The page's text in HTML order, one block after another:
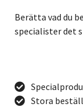
Vinyl Brady
Lägg I
Berätta vad du
specialister det
Stora